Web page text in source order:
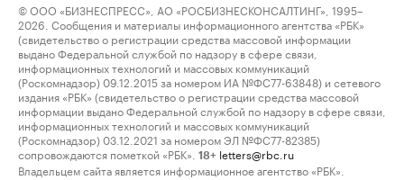
© ООО «БИЗНЕСПРЕСС», АО «РОСБИЗНЕСКОНСАЛТИНГ», 1995–
2026. Сообщения и материалы информационного агентства «РБК»
(свидетельство о регистрации средства массовой информации
выдано Федеральной службой по надзору в сфере связи,
информационных технологий и массовых коммуникаций
(Роскомнадзор) 09.12.2015 за номером ИА №ФС77-63848) и сетевого
издания «РБК» (свидетельство о регистрации средства массовой
информации выдано Федеральной службой по надзору в сфере связи,
информационных технологий и массовых коммуникаций
(Роскомнадзор) 03.12.2021 за номером ЭЛ №ФС77-82385)
сопровождаются пометкой «РБК».
18+ letters@rbc.ru
Владельцем сайта является информационное агентство «РБК».